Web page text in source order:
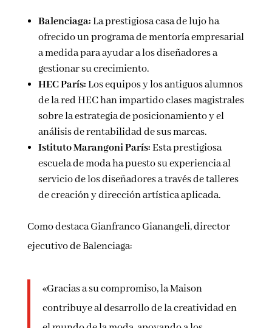
Balenciaga:La prestigiosa casa de lujo ha
ofrecido un programa de mentoría empresarial
a medida para ayudar a los diseñadores a
gestionar su crecimiento.
HEC París:Los equipos y los antiguos alumnos
de la red HEC han impartido clases magistrales
sobre la estrategia de posicionamiento y el
análisis de rentabilidad de sus marcas.
Istituto Marangoni París:Esta prestigiosa
escuela de moda ha puesto su experiencia al
servicio de los diseñadores a través de talleres
de creación y dirección artística aplicada.
Como destaca Gianfranco Gianangeli, director
ejecutivo de Balenciaga:
«Gracias a su compromiso, la Maison
contribuye al desarrollo de la creatividad en